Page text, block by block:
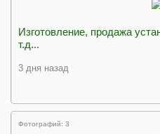
Изготовление, продажа
т.д...
3 дня назад
Фотографий: 3